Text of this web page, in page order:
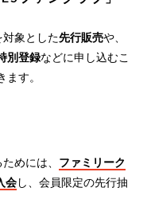
象とした先行販売や、
別登録などに申し込むこ
す。
めには、 ファミリーク
会し、会員限定の先行抽